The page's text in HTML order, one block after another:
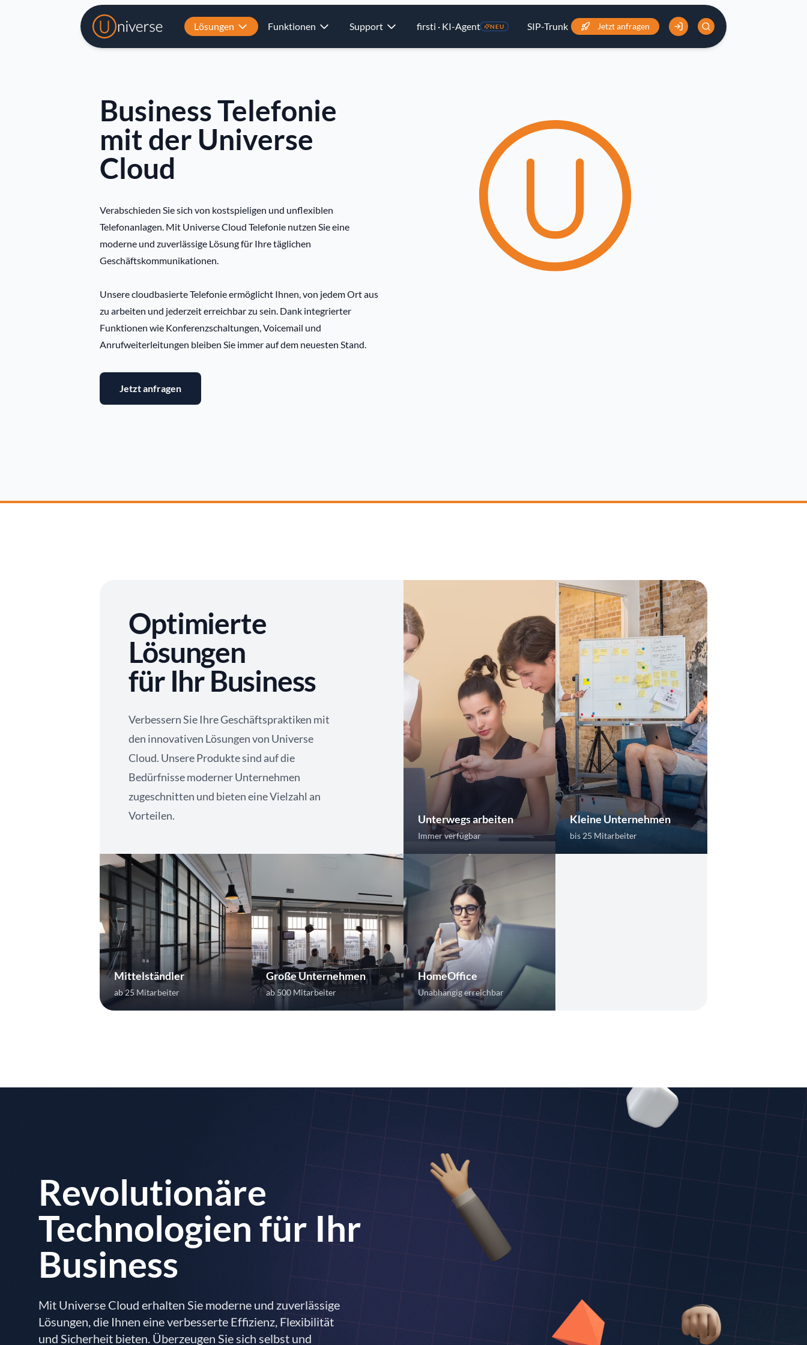
Lösungen Funktionen Support firsti · KI-Agent NEU SIP-Trunk Preise
Jetzt anfragen
Business Telefonie
mit der Universe
Cloud
Verabschieden Sie sich von kostspieligen und unflexiblen
Telefonanlagen. Mit Universe Cloud Telefonie nutzen Sie eine
moderne und zuverlässige Lösung für Ihre täglichen
Geschäftskommunikationen.
Unsere cloudbasierte Telefonie ermöglicht Ihnen, von jedem Ort aus
zu arbeiten und jederzeit erreichbar zu sein. Dank integrierter
Funktionen wie Konferenzschaltungen, Voicemail und
Anrufweiterleitungen bleiben Sie immer auf dem neuesten Stand.
Jetzt anfragen
Optimierte
Lösungen
für Ihr Business
Verbessern Sie Ihre Geschäftspraktiken mit
den innovativen Lösungen von Universe
Cloud. Unsere Produkte sind auf die
Bedürfnisse moderner Unternehmen
zugeschnitten und bieten eine Vielzahl an
Vorteilen.
Unterwegs arbeiten
Immer verfügbar
Kleine Unternehmen
bis 25 Mitarbeiter
Mittelständler
ab 25 Mitarbeiter
Große Unternehmen
ab 500 Mitarbeiter
HomeOffice
Unabhängig erreichbar
Revolutionäre
Technologien für Ihr
Business
Mit Universe Cloud erhalten Sie moderne und zuverlässige
Lösungen, die Ihnen eine verbesserte Effizienz, Flexibilität
und Sicherheit bieten. Überzeugen Sie sich selbst und